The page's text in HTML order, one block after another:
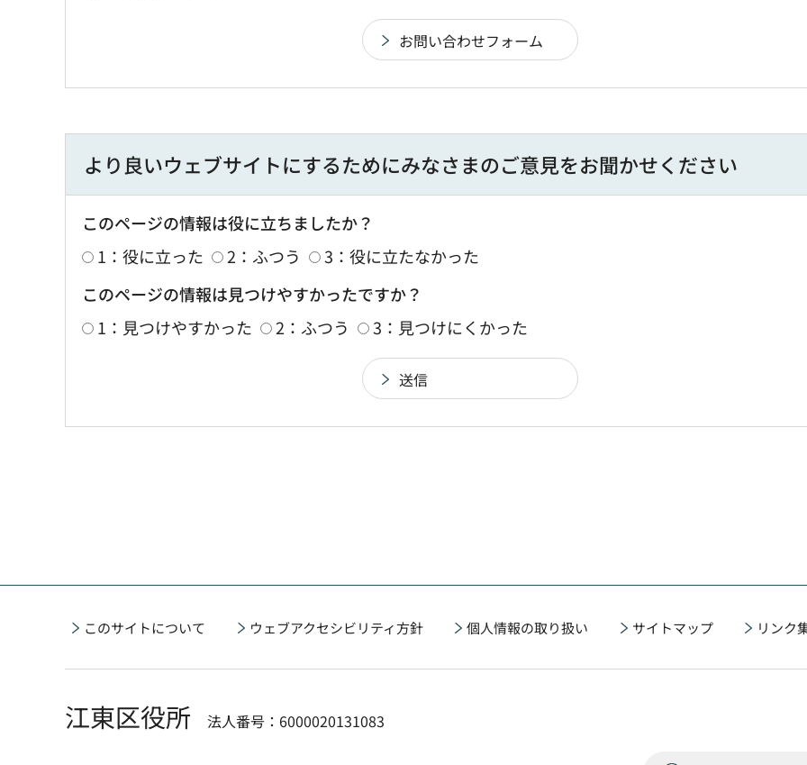
より良いウェブサイトにするためにみなさまのご意見をお聞かせください
このページの情報は役に立ちましたか？
1：役に立った
2：ふつう
3：役に立たなかった
このページの情報は見つけやすかったですか？
1：見つけやすかった
2：ふつう 3：見つけにくかった
このサイトについて ウェブアクセシビリティ方針 個人情報の取り扱い サイトマップ リンク
江東区役所 法人番号：6000020131083